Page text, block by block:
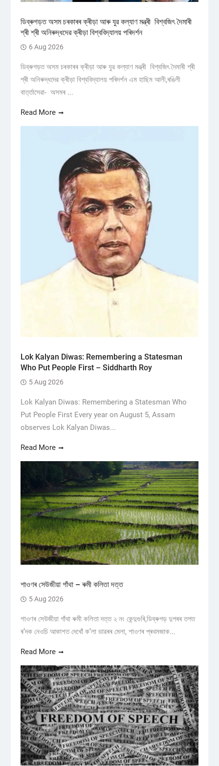
ডিব্ৰুগড়ত অসম চৰকাৰৰ ক্ৰীড়া আৰু যুৱ কল্যাণ মন্ত্ৰী বিশ্বজিৎ দৈমাৰী
শ্ৰী শ্ৰী অনিৰুদ্ধদেৱ ক্ৰীড়া বিশ্ববিদ্যালয় পৰিদৰ্শন
6 Aug 2026
ডিব্ৰুগড়ত অসম চৰকাৰৰ ক্ৰীড়া আৰু যুৱ কল্যাণ মন্ত্ৰী বিশ্বজিৎ দৈমাৰী শ্ৰী
শ্ৰী অনিৰুদ্ধদেৱ ক্ৰীড়া বিশ্ববিদ্যালয় পৰিদৰ্শন এম হাছিম আলী,ৰঙিলী
বাৰ্ত্তাসেৱা- অসমৰ ...
Read More
Lok Kalyan Diwas: Remembering a Statesman
Who Put People First – Siddharth Roy
5 Aug 2026
Lok Kalyan Diwas: Remembering a Statesman Who
Put People First Every year on August 5, Assam
observes Lok Kalyan Diwas...
Read More
শাওণৰ সেউজীয়া গাঁথা – ৰুমী কলিতা দত্ত
5 Aug 2026
শাওণৰ সেউজীয়া গাঁথা ৰুমী কলিতা দত্ত ২ নং কেন্দুগুৰি,ডিব্ৰুগড় ​দুপৰৰ তপত
ৰ’দক নেওচি আকাশত দেখোঁ ক’লা ডাৱৰৰ মেলা, শাওণৰ প্ৰথমজাক...
Read More